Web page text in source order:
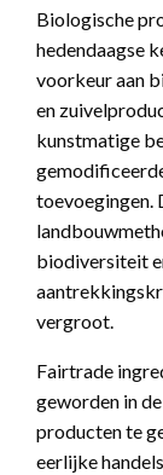
Biologische
hedendaagse
voorkeur aan
en
kunstmatige
toevoegingen.
biodiversiteit
vergroot.
Fairtrade
geworden in
producten te
eerlijke